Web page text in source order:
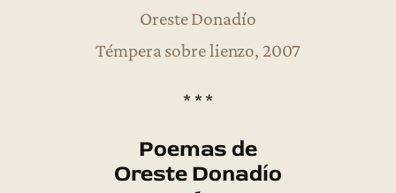
Oreste Donadío
Témpera sobre lienzo, 2007
* * *
Poemas de
Oreste Donadío